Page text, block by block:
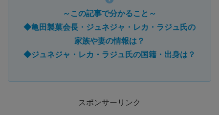
～この記事で分かること～
◆亀田製菓会長・ジュネジャ・レカ・ラジュ氏の
家族や妻の情報は？
◆ジュネジャ・レカ・ラジュ氏の国籍・出身は？
スポンサーリンク